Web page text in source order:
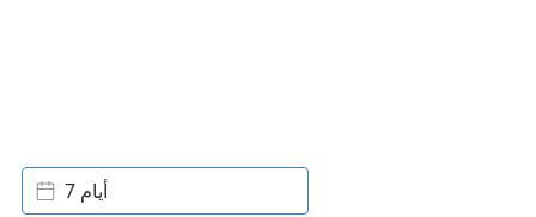
7 أيام